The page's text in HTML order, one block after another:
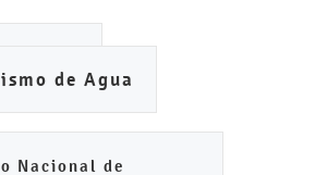
de Agua
Nacional de